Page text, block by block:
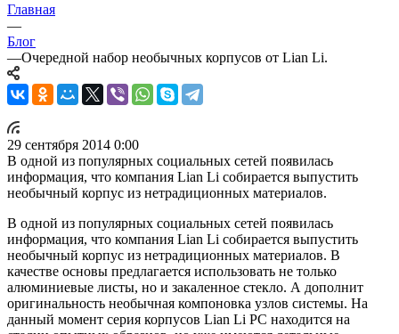
Главная
—
Блог
—Очередной набор необычных корпусов от Lian Li.
29 сентября 2014 0:00
В одной из популярных социальных сетей появилась
информация, что компания Lian Li собирается выпустить
необычный корпус из нетрадиционных материалов.
В одной из популярных социальных сетей появилась
информация, что компания Lian Li собирается выпустить
необычный корпус из нетрадиционных материалов. В
качестве основы предлагается использовать не только
алюминиевые листы, но и закаленное стекло. А дополнит
оригинальность необычная компоновка узлов системы. На
данный момент серия корпусов Lian Li PC находится на